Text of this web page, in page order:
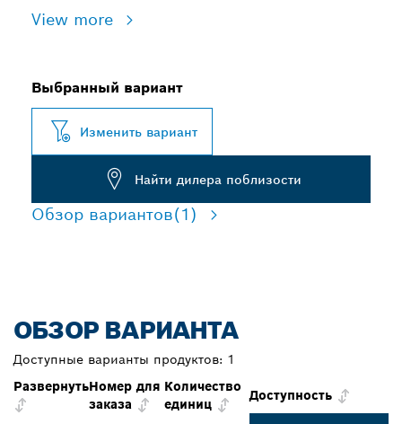
View more
Выбранный вариант
Изменить вариант
Найти дилера поблизости
Обзор вариантов(1)
ОБЗОР ВАРИАНТА
Доступные варианты продуктов: 1
РазвернутьНомер для
заказа
Количество
единиц
Доступность